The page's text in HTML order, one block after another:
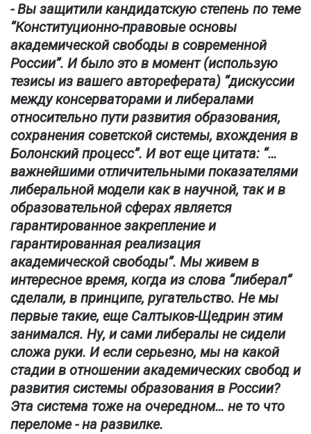
- Вы защитили кандидатскую степень по теме
“Конституционно-правовые основы
академической свободы в современной
России”. И было это в момент (использую
тезисы из вашего автореферата) “дискуссии
между консерваторами и либералами
относительно пути развития образования,
сохранения советской системы, вхождения в
Болонский процесс”. И вот еще цитата: “…
важнейшими отличительными показателями
либеральной модели как в научной, так и в
образовательной сферах является
гарантированное закрепление и
гарантированная реализация
академической свободы”. Мы живем в
интересное время, когда из слова “либерал”
сделали, в принципе, ругательство. Не мы
первые такие, еще Салтыков-Щедрин этим
занимался. Ну, и сами либералы не сидели
сложа руки. И если серьезно, мы на какой
стадии в отношении академических свобод и
развития системы образования в России?
Эта система тоже на очередном… не то что
переломе - на развилке.